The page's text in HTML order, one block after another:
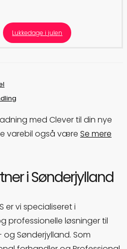
Lukkedage i julen
med Clever til din nye
varebil også være Se mere
iSønderjylland
S er vi specialisereti
professionelle løsningertil
og Sønderjylland. Som